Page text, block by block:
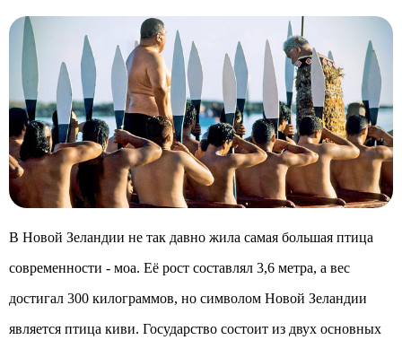
В Новой Зеландии не так давно жила самая большая птица
современности - моа. Её рост составлял 3,6 метра, а вес
достигал 300 килограммов, но символом Новой Зеландии
является птица киви. Государство состоит из двух основных